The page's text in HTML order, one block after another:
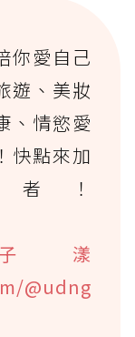
你愛自己
遊、美妝
、情慾愛
快點來加
！
漾
@udng